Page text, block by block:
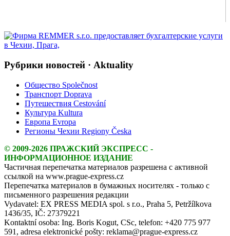
Рубрики новостей · Aktuality
Общество Společnost
Транспорт Doprava
Путешествия Cestování
Культура Kultura
Европа Evropa
Регионы Чехии Regiony Česka
© 2009-2026 ПРАЖСКИЙ ЭКСПРЕСС -
ИНФОРМАЦИОННОЕ ИЗДАНИЕ
Частичная перепечатка материалов разрешена с активной
ссылкой на www.prague-express.cz
Перепечатка материалов в бумажных носителях - только с
письменного разрешения редакции
Vydavatel: EX PRESS MEDIA spol. s r.o., Praha 5, Petržílkova
1436/35, IČ: 27379221
Kontaktní osoba: Ing. Boris Kogut, CSc, telefon: +420 775 977
591, adresa elektronické pošty: reklama@prague-express.cz